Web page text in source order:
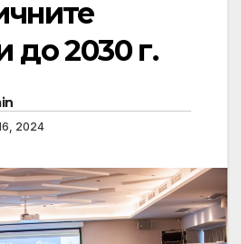
до 2030 г.
2024